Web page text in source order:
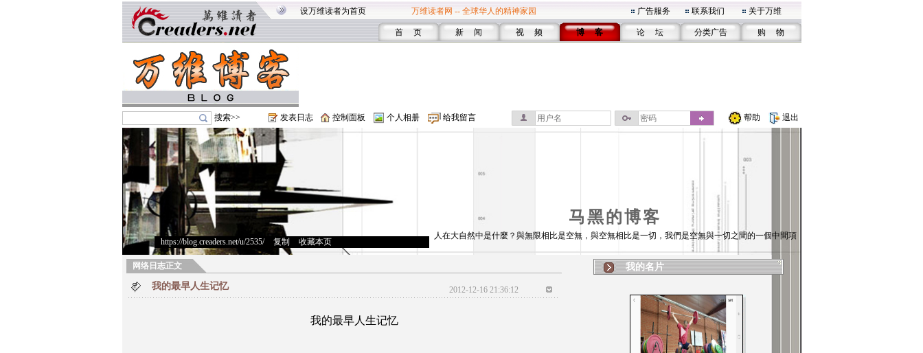
设万维读者为首页 万维读者网 -- 全球华人的精神家园 广告服务 联系我们 关于万维
首 页 新 闻 视 频 博 客 论 坛 分类广告 购 物
搜索>> 发表日志 控制面板 个人相册 给我留言 帮助 退出
马黑的博客
https://blog.creaders.net/u/2535/> 复制 收藏本页
人在大自然中是什麼？與無限相比是空無，與空無相比是一切，我們是空無與一切之間的一個中間項
网络日志正文
我的最早人生记忆 2012-12-16 21:36:12
我的最早人生记忆
我的名片